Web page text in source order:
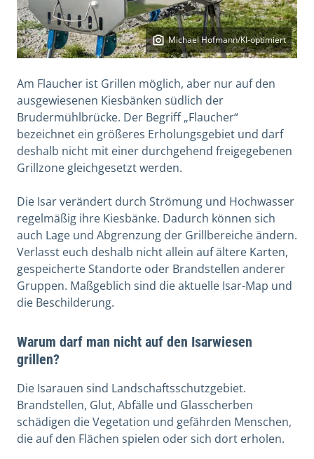
Michael Hofmann/KI-optimiert
Am Flaucher ist Grillen möglich, aber nur auf den
ausgewiesenen Kiesbänken südlich der
Brudermühlbrücke. Der Begriff „Flaucher“
bezeichnet ein größeres Erholungsgebiet und darf
deshalb nicht mit einer durchgehend freigegebenen
Grillzone gleichgesetzt werden.
Die Isar verändert durch Strömung und Hochwasser
regelmäßig ihre Kiesbänke. Dadurch können sich
auch Lage und Abgrenzung der Grillbereiche ändern.
Verlasst euch deshalb nicht allein auf ältere Karten,
gespeicherte Standorte oder Brandstellen anderer
Gruppen. Maßgeblich sind die aktuelle Isar-Map und
die Beschilderung.
Warum darf man nicht auf den Isarwiesen
grillen?
Die Isarauen sind Landschaftsschutzgebiet.
Brandstellen, Glut, Abfälle und Glasscherben
schädigen die Vegetation und gefährden Menschen,
die auf den Flächen spielen oder sich dort erholen.